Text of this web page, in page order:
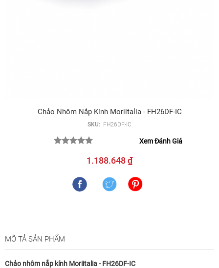
Chảo Nhôm Nắp Kính Moriitalia - FH26DF-IC
SKU: FH26DF-IC
Xem Đánh Giá
1.188.648 ₫
MÔ TẢ SẢN PHẨM
Chảo nhôm nắp kính Moriitalia - FH26DF-IC